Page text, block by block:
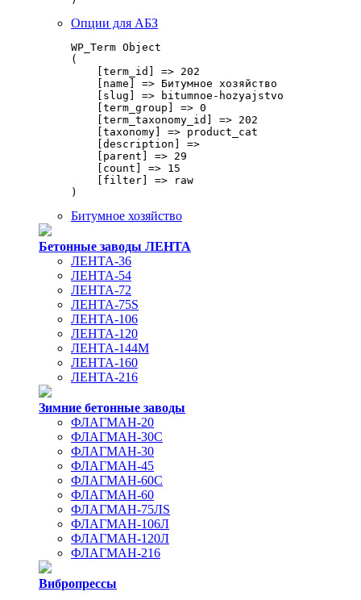
Опции для АБЗ
WP_Term Object
(
    [term_id] => 202
    [name] => Битумное хозяйство
    [slug] => bitumnoe-hozyajstvo
    [term_group] => 0
    [term_taxonomy_id] => 202
    [taxonomy] => product_cat
    [description] =>
    [parent] => 29
    [count] => 15
    [filter] => raw
Битумное хозяйство
Бетонные заводы ЛЕНТА
ЛЕНТА-36
ЛЕНТА-54
ЛЕНТА-72
ЛЕНТА-75S
ЛЕНТА-106
ЛЕНТА-120
ЛЕНТА-144М
ЛЕНТА-160
ЛЕНТА-216
Зимние бетонные заводы
ФЛАГМАН-20
ФЛАГМАН-30С
ФЛАГМАН-30
ФЛАГМАН-45
ФЛАГМАН-60С
ФЛАГМАН-60
ФЛАГМАН-75ЛS
ФЛАГМАН-106Л
ФЛАГМАН-120Л
ФЛАГМАН-216
Вибропрессы